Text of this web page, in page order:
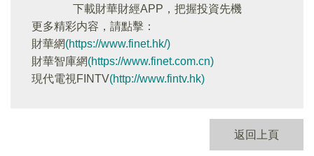
下載財華財經APP，把握投資先機
更多精彩内容，請點擊：
財華網(https://www.finet.hk/)
財華智庫網(https://www.finet.com.cn)
現代電視FINTV(http://www.fintv.hk)
返回上頁